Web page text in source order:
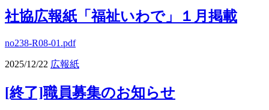
社協広報紙「福祉いわで」１月掲載
no238-R08-01.pdf
2025/12/22 広報紙
[終了]職員募集のお知らせ